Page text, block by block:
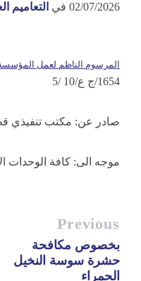
02/07/2026 في التعاميم
المرسوم الناظم لعمل المؤسسة
1654/ج ع/10 /5
صادر عن: مكتب تنفيذي
موجه الى: كافة الوحدات
Previous
بخصوص مكافحة
حشرة سوسة النخيل
الحمراء